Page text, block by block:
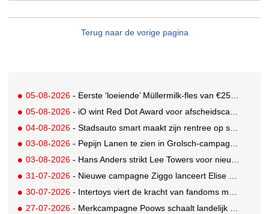
Terug naar de vorige pagina
05-08-2026 - Eerste ‘loeiende’ Müllermilk-fles van €25.000,- gevonden
05-08-2026 - iO wint Red Dot Award voor afscheidscampagne Peter Houtman bij Feyenoord
04-08-2026 - Stadsauto smart maakt zijn rentree op straat met een wereldwijde muurschilderingcampagne
03-08-2026 - Pepijn Lanen te zien in Grolsch-campagne voor nieuwe Grolsch CAL
03-08-2026 - Hans Anders strikt Lee Towers voor nieuwe campagne
31-07-2026 - Nieuwe campagne Ziggo lanceert Elise Schaap als expert over de Nederlandse voetbalbeleving
30-07-2026 - Intertoys viert de kracht van fandoms met nieuwe social media campagne rondom Olivia Rodrigo
27-07-2026 - Merkcampagne Poows schaalt landelijk op met gerichte Out of Home strategie